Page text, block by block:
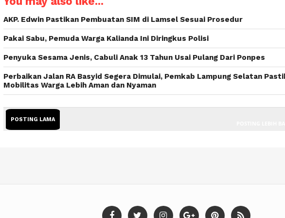
AKP. Edwin Pastikan Pembuatan SIM di Lamsel Sesuai Prosedur
Pakai Sabu, Pemuda Warga Kalianda Ini Diringkus Polisi
Penyuka Sesama Jenis, Cabuli Anak 13 Tahun Usai Pulang Dari Ponpes
Perbaikan Jalan RA Basyid Segera Dimulai, Pemkab Lampung Selatan
Mobilitas Warga Lebih Aman dan Nyaman
POSTING LAMA